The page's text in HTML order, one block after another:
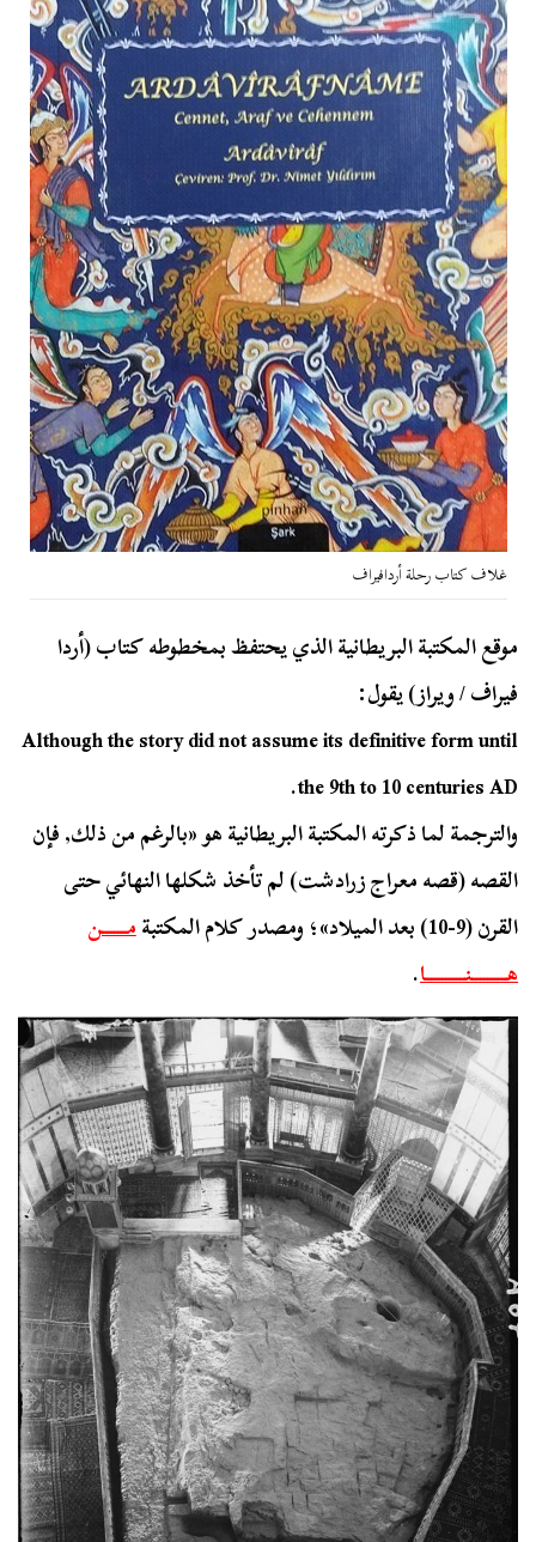
غلاف كتاب رحلة أردافيراف
موقع المكتبة البريطانية الذي يحتفظ بمخطوطه كتاب (أردا
فيراف / ويراز) يقول:
Although the story did not assume its definitive form until
the 9th to 10 centuries AD.
والترجمة لما ذكرته المكتبة البريطانية هو «بالرغم من ذلك, فإن
القصه (قصه معراج زرادشت) لم تأخذ شكلها النهائي حتى
القرن (9-10) بعد الميلاد»؛ ومصدر كلام المكتبة
مـــــــن
هــــــــــنـــــــــــا.